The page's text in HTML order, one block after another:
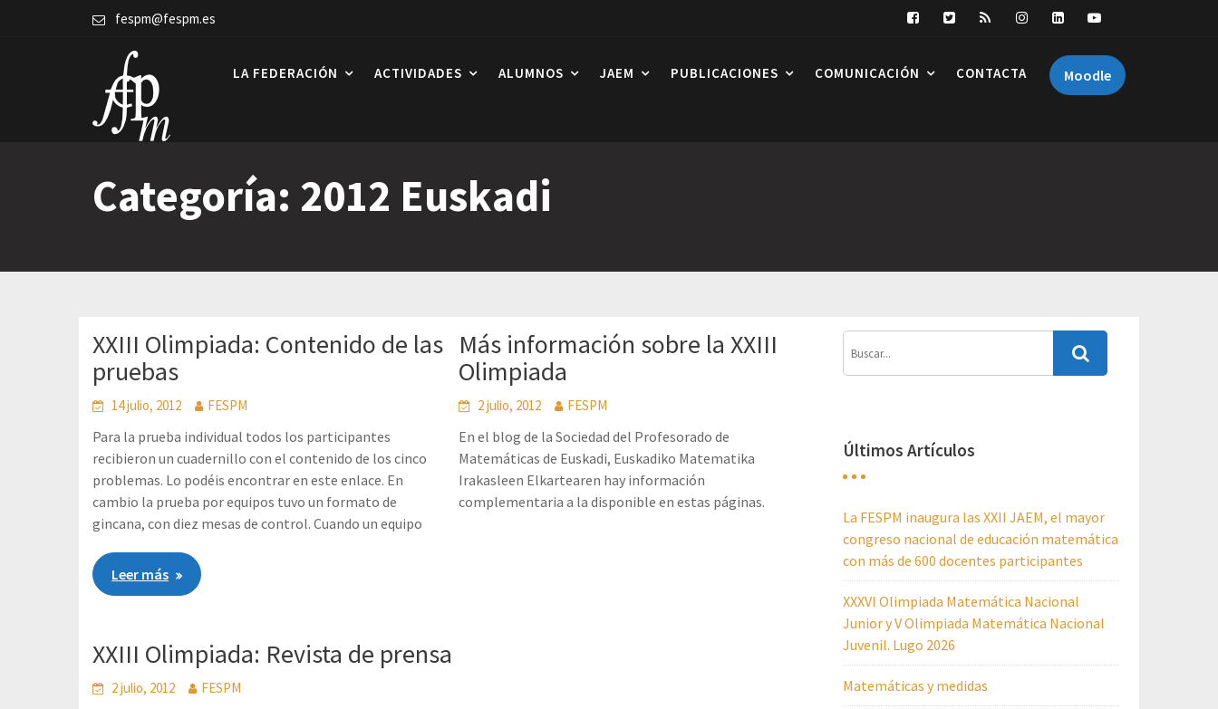
fespm@fespm.es
Moodle
LA FEDERACIÓN ACTIVIDADES ALUMNOS JAEM PUBLICACIONES COMUNICACIÓN CONTACTA
Categoría: 2012 Euskadi
XXIII Olimpiada: Contenido de las
pruebas
14 julio, 2012 FESPM
Para la prueba individual todos los participantes
recibieron un cuadernillo con el contenido de los cinco
problemas. Lo podéis encontrar en este enlace. En
cambio la prueba por equipos tuvo un formato de
gincana, con diez mesas de control. Cuando un equipo
Leer más
Más información sobre la XXIII
Olimpiada
2 julio, 2012 FESPM
En el blog de la Sociedad del Profesorado de
Matemáticas de Euskadi, Euskadiko Matematika
Irakasleen Elkartearen hay información
complementaria a la disponible en estas páginas.
XXIII Olimpiada: Revista de prensa
2 julio, 2012 FESPM
Últimos Artículos
La FESPM inaugura las XXII JAEM, el mayor
congreso nacional de educación matemática
con más de 600 docentes participantes
XXXVI Olimpiada Matemática Nacional
Junior y V Olimpiada Matemática Nacional
Juvenil. Lugo 2026
Matemáticas y medidas